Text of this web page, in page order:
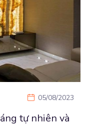
05/08/2023
tự nhiên và